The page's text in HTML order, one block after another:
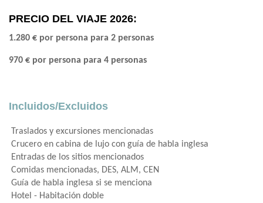
PRECIO DEL VIAJE 2026:
1.280 € por persona para 2 personas
970 € por persona para 4 personas
Incluidos/Excluidos
Traslados y excursiones mencionadas
Crucero en cabina de lujo con guía de habla inglesa
Entradas de los sitios mencionados
Comidas mencionadas, DES, ALM, CEN
Guía de habla inglesa si se menciona
Hotel - Habitación doble